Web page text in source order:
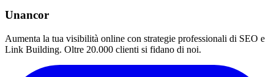
Unancor
Aumenta la tua visibilità online con strategie professionali di SEO e
Link Building. Oltre 20.000 clienti si fidano di noi.